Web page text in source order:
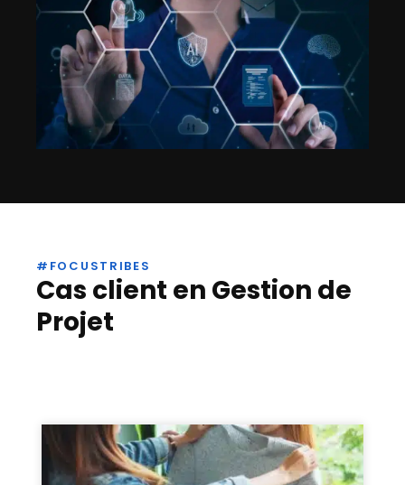
#FOCUSTRIBES
Cas client en Gestion de
Projet